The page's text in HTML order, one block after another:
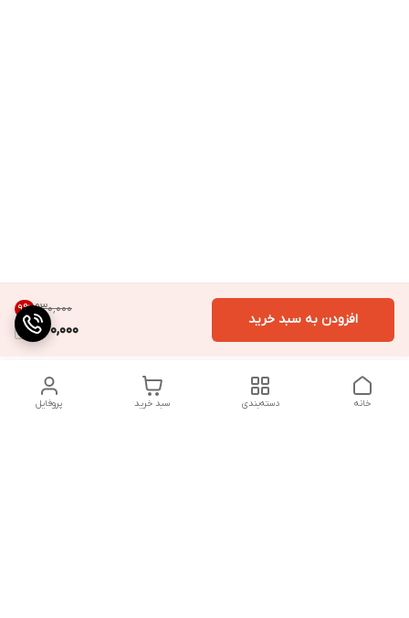
۹۳۰٬۰۰۰ 9%
840,000
افزودن به سبد خرید
پروفایل سبد خرید دسته‌بندی خانه